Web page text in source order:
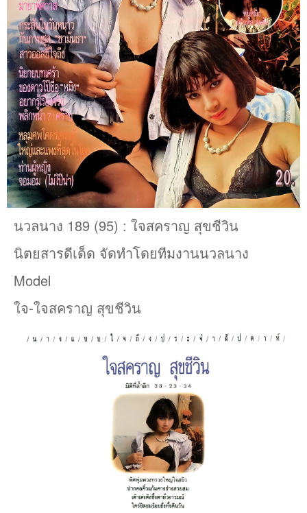
นวลนาง 189 (95) : ใจสคราญ สุขชีวิน
นิตยสารดีเด็ด จัดทําโดยทีมงานนวลนาง
Model
ใจ-ใจสคราญ สุขชีวิน